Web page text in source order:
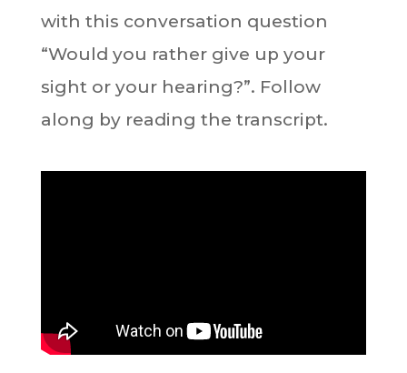
with this conversation question
“Would you rather give up your
sight or your hearing?”. Follow
along by reading the transcript.